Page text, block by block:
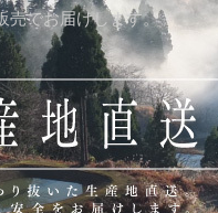
売でお届けします。